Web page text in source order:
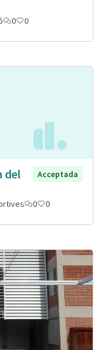
0 0
del
Acceptada
0 0